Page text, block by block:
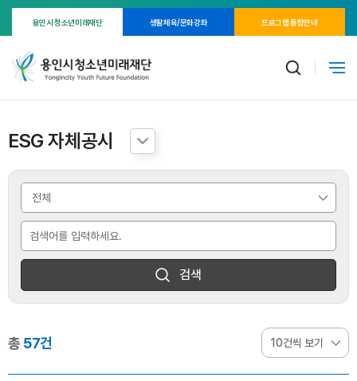
용인시 청소년미래재단 생활체육/문화강좌 프로그램 통합안내
ESG 자체공시
검색
총 57건